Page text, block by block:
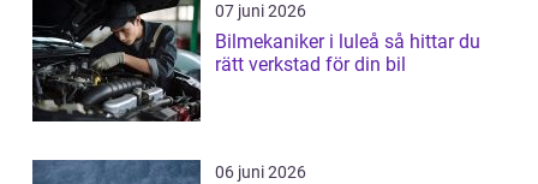
07 juni 2026
Bilmekaniker i luleå så hittar du
rätt verkstad för din bil
06 juni 2026